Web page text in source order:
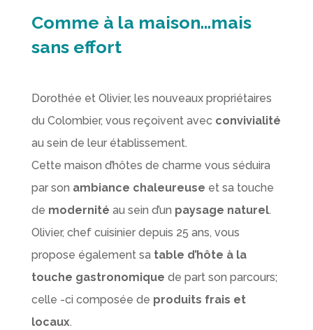
Comme à la maison…mais
sans effort
Dorothée et Olivier, les nouveaux propriétaires
du Colombier, vous reçoivent avec convivialité
au sein de leur établissement.
Cette maison d’hôtes de charme vous séduira
par son ambiance chaleureuse et sa touche
de modernité au sein d’un paysage naturel.
Olivier, chef cuisinier depuis 25 ans, vous
propose également sa table d’hôte à la
touche gastronomique de part son parcours;
celle -ci composée de produits frais et
locaux.